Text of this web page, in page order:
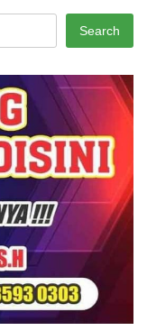
Search